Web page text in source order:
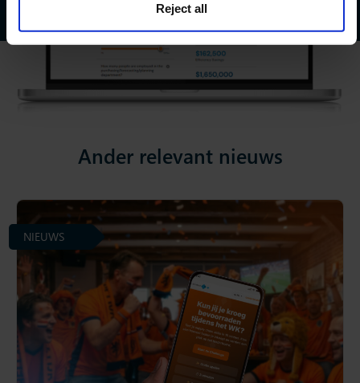
Reject all
Ander relevant nieuws
NIEUWS